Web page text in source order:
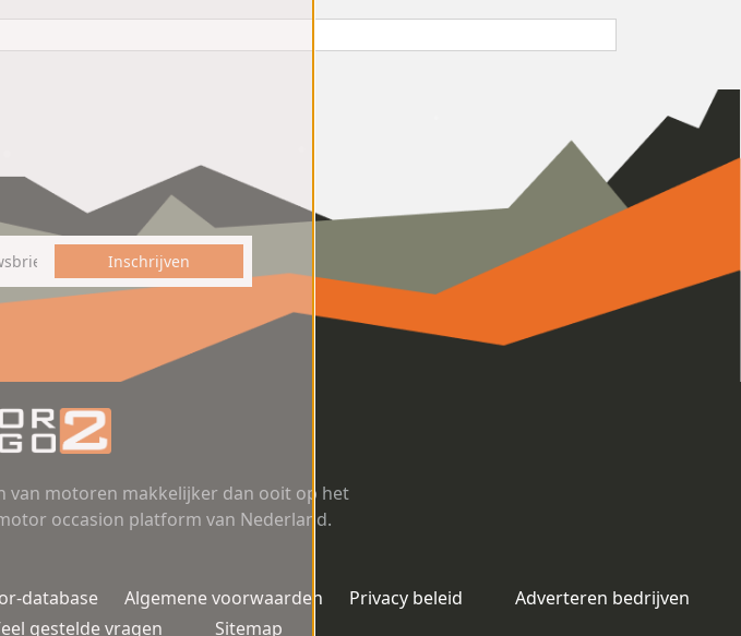
Inschrijven
van motoren makkelijker dan ooit op het
occasion platform van Nederland.
database Algemene voorwaarden Privacy beleid
Adverteren bedrijven
gestelde vragen Sitemap